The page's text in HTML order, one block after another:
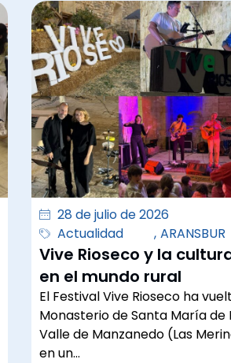
28 de julio de 2026
Actualidad
, ARANSBUR
Vive Rioseco y la
en el mundo rural
El Festival Vive Rioseco ha
Monasterio de Santa María de
Valle de Manzanedo (Las
en un…